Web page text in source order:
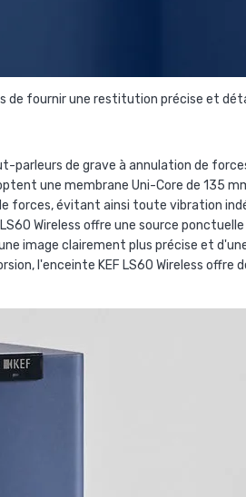
de fournir une restitution précise et
parleurs de grave à annulation de
une membrane Uni-Core de 135
forces, évitant ainsi toute vibration
Wireless offre une source
image clairement plus précise et
l'enceinte KEF LS60 Wireless offre